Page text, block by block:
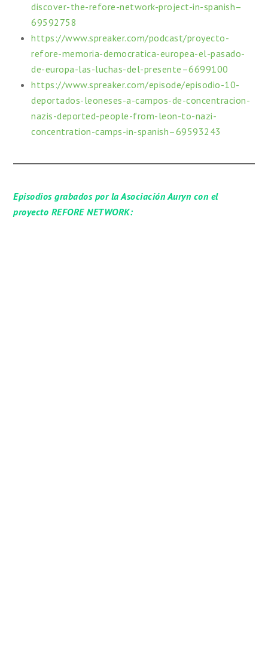
discover-the-refore-network-project-in-spanish–
69592758
https://www.spreaker.com/podcast/proyecto-
refore-memoria-democratica-europea-el-pasado-
de-europa-las-luchas-del-presente–6699100
https://www.spreaker.com/episode/episodio-10-
deportados-leoneses-a-campos-de-concentracion-
nazis-deported-people-from-leon-to-nazi-
concentration-camps-in-spanish–69593243
Episodios grabados por la Asociación Auryn con el
proyecto REFORE NETWORK: